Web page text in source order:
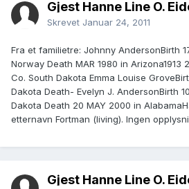
Gjest Hanne Line O.
Skrevet Januar 24, 2011
Fra et familietre: Johnny AndersonBirth
Norway Death MAR 1980 in Arizona1913
Co. South Dakota Emma Louise
Dakota Death- Evelyn J. AndersonBirth
Dakota Death 20 MAY 2000 in
etternavn Fortman (living). Ingen
Gjest Hanne Line O.